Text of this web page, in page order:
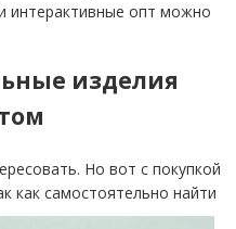
интерактивные опт можно
изделия
Но вот с покупкой
как самостоятельно найти